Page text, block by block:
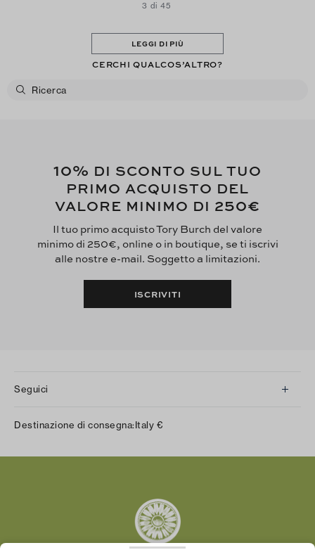
3 di 45
LEGGI DI PIÙ
CERCHI QUALCOS’ALTRO?
10% DI SCONTO SUL TUO
PRIMO ACQUISTO DEL
VALORE MINIMO DI 250€
Il tuo primo acquisto Tory Burch del valore
minimo di 250€, online o in boutique, se ti iscrivi
alle nostre e-mail. Soggetto a limitazioni.
ISCRIVITI
Seguici
Twitter
LinkedIn
Destinazione di consegna:Italy €